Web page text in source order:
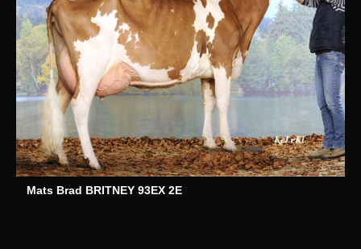
Mats Brad BRITNEY 93EX 2E